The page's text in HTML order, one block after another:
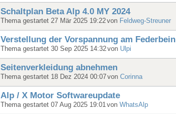
Schaltplan Beta Alp 4.0 MY 2024
Thema gestartet 27 Mär 2025 19:22von Feldweg-Streuner
Verstellung der Vorspannung am Federbein
Thema gestartet 30 Sep 2025 14:32von Ulpi
Seitenverkleidung abnehmen
Thema gestartet 18 Dez 2024 00:07vonCorinna
Alp / X Motor Softwareupdate
Thema gestartet 07 Aug 2025 19:01vonWhatsAlp